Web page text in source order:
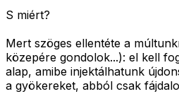
S miért?
Mert szöges ellentéte a
közepére gondolok...): el kell
alap, amibe injektálhatunk
a gyökereket, abból csak